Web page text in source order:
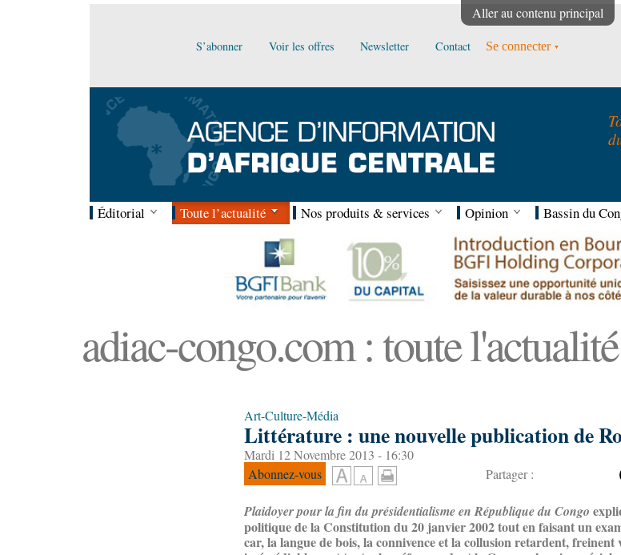
Aller au contenu principal
S’abonner Voir les offres Newsletter Contact Se connecter
Éditorial Toute l’actualité Nos produits & services Opinion Bassin du
adiac-congo.com : toute
Art-Culture-Média
Littérature : une nouvelle publication de
Mardi 12 Novembre 2013 - 16:30
Abonnez-vous
Partager :
Plaidoyer pour la fin du présidentialisme en République du Congo​
politique de la Constitution du 20 janvier 2002 tout en faisant un
car, la langue de bois, la connivence et la collusion retardent,